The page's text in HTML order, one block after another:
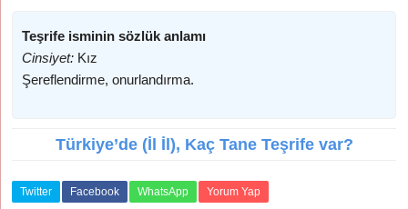
Teşrife isminin sözlük anlamı
Cinsiyet: Kız
Şereflendirme, onurlandırma.
Türkiye’de (İl İl), Kaç Tane Teşrife var?
Twitter Facebook WhatsApp Yorum Yap